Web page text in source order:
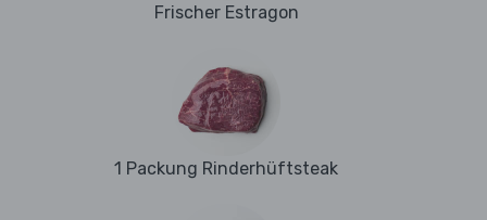
Frischer Estragon
1 Packung Rinderhüftsteak